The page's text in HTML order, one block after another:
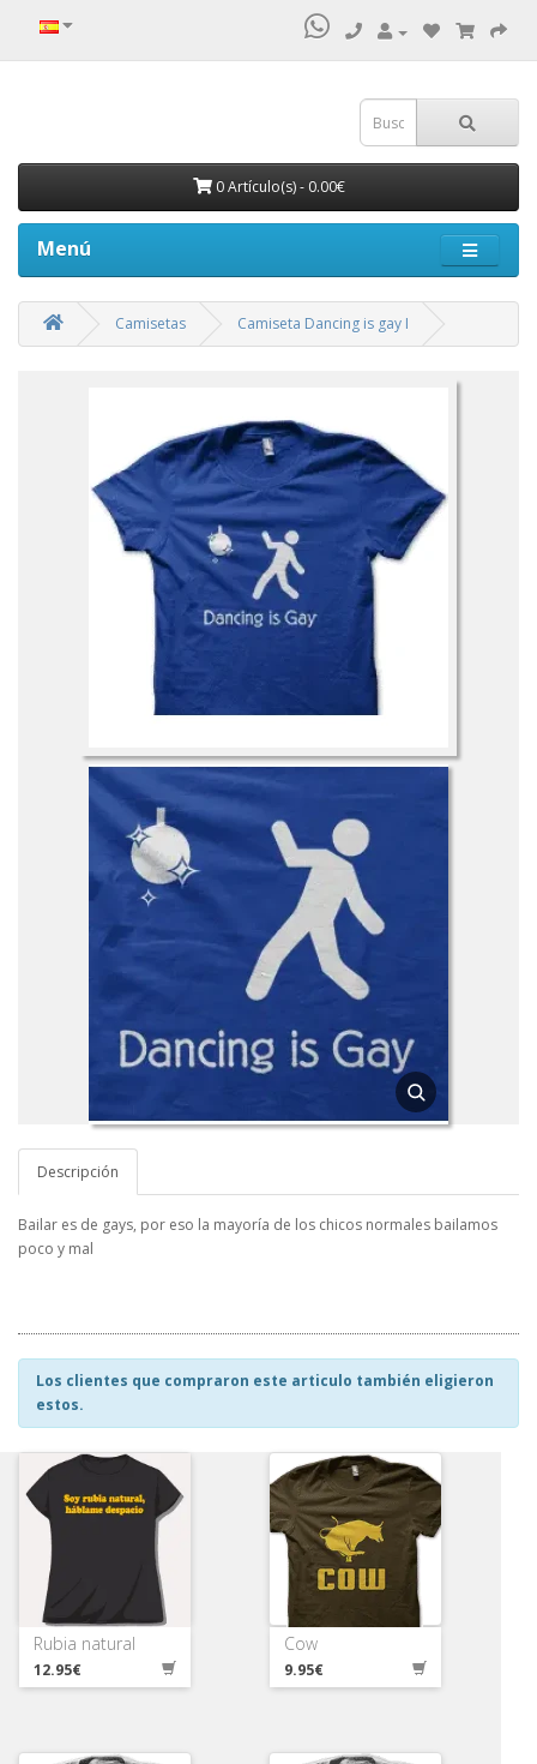
0 Artículo(s) - 0.00€
Menú
Camisetas Camiseta Dancing is gay I
Descripción
Bailar es de gays, por eso la mayoría de los chicos normales bailamos
poco y mal
Los clientes que compraron este articulo también eligieron
estos.
Rubia natural
12.95€
Cow
9.95€